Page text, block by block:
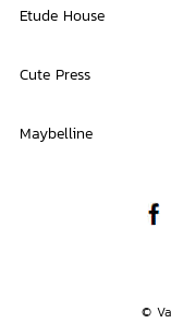
Etude House
Cute Press
Maybelline
©